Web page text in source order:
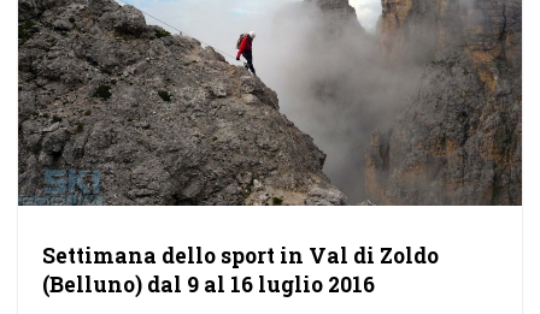
Settimana dello sport in Val di Zoldo
(Belluno) dal 9 al 16 luglio 2016